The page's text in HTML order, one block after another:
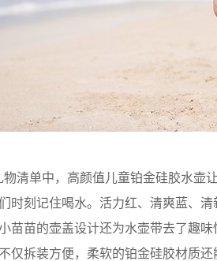
清单中，高颜值儿童铂金硅胶水壶
时刻记住喝水。活力红、清爽蓝、
苗苗的壶盖设计还为水壶带去了趣
仅拆装方便，柔软的铂金硅胶材质